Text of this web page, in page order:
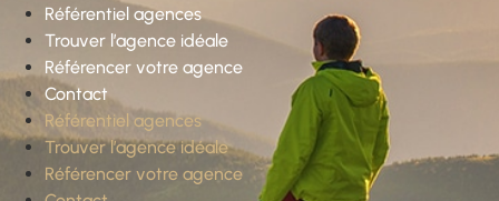
Référentiel agences
Trouver l’agence idéale
Référencer votre agence
Contact
Référentiel agences
Trouver l’agence idéale
Référencer votre agence